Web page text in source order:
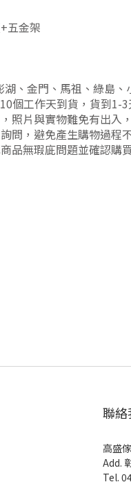
五金架
、金門、馬祖、綠島、
個工作天到貨，貨到1-3
片與實物難免有出入
，避免產生購物過程
品無瑕庛問題並確認購
聯絡
高盛
Add.
Tel.